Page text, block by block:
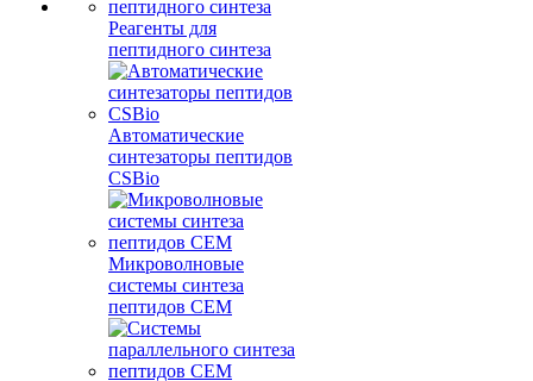
Реагенты для
пептидного синтеза
Автоматические
синтезаторы пептидов
CSBio
Микроволновые
системы синтеза
пептидов CEM